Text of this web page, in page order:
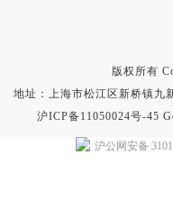
版权所有
地址：上海市松江区新桥镇九
沪ICP备11050024号-45
沪公网安备